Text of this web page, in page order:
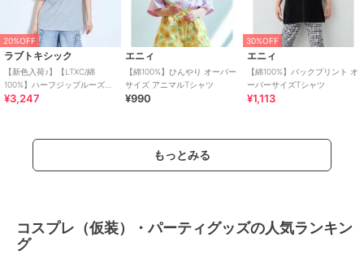
20%OFF
ラブトキシック
【新色入荷♪】【LTXC/綿
100%】ハーフジップルーズ半
袖T
¥3,247
エニィ
【綿100%】ひんやり オーバー
サイズ アニマルTシャツ
¥990
30%OFF
エニィ
【綿100%】バックプリント オ
ーバーサイズTシャツ
¥1,113
もっとみる
コスプレ（仮装）・パーティグッズの人気ランキン
グ